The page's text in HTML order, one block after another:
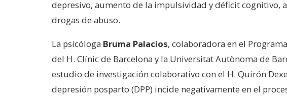
depresivo, aumento de la impulsividad y déficit cognitivo,
drogas de abuso.
La psicóloga Bruma Palacios, colaboradora en el
del H. Clínic de Barcelona y la Universitat Autònoma de
estudio de investigación colaborativo con el H. Quirón
depresión posparto (DPP) incide negativamente en el